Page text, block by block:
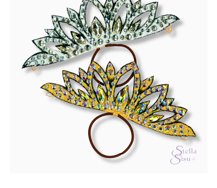
valinnat
tuotteen
sivulla.